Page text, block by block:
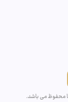
محفوظ می باشد.